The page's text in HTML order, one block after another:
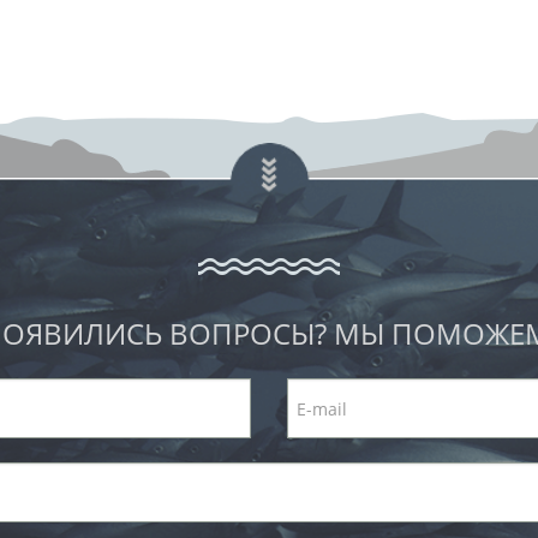
ВОПРОСЫ? МЫ